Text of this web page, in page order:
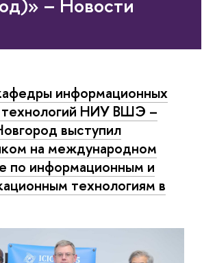
– Новости
информационных
технологий НИУ ВШЭ –
выступил
на международном
по информационным и
технологиям в